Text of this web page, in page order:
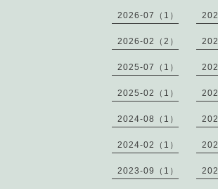
2026-07（1）
2026-02（2）
2025-07（1）
2025-02（1）
2024-08（1）
2024-02（1）
2023-09（1）